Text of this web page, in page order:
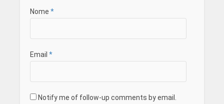
Nome *
Email *
Notify me of follow-up comments by email.